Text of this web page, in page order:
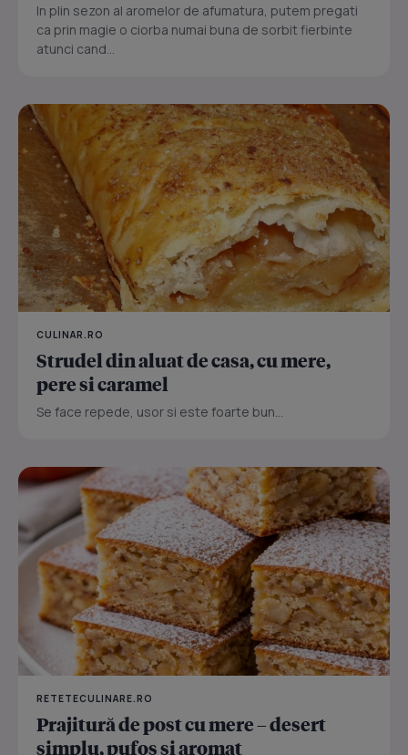
In plin sezon al aromelor de afumatura, putem pregati
ca prin magie o ciorba numai buna de sorbit fierbinte
atunci cand...
CULINAR.RO
Strudel din aluat de casa, cu mere,
pere si caramel
Se face repede, usor si este foarte bun...
RETETECULINARE.RO
Prajitură de post cu mere – desert
simplu, pufos și aromat